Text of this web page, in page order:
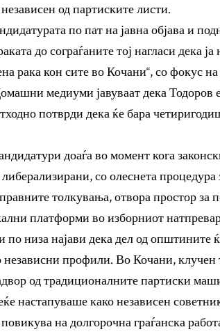
од партиските листи.
по пат на јавна објава и
до сограѓаните тој нагласи дека ја
рака кон сите во Кочани“, со фокус
медиуми јавуваат дека Тодоров
потврди дека ќе бара
доаѓа во момент кога
со олеснета процедура
толкувања, отвора простор
платформи во изборниот
по низа најави дека дел од општините
профили. Во Кочани, клучен
од традиционалните партиски
настапуваше како независен
на долгорочна граѓанска